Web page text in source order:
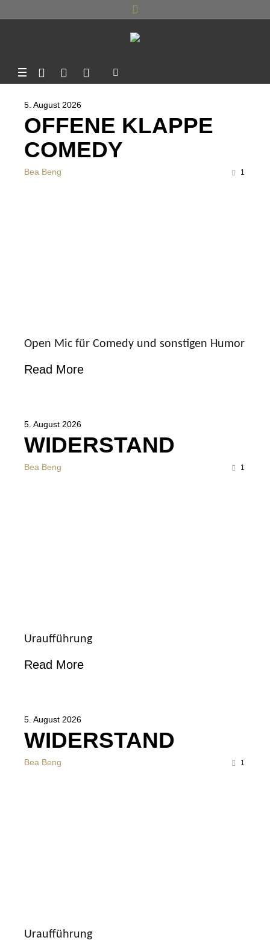
5. August 2026
OFFENE KLAPPE
COMEDY
Bea Beng 1
Open Mic für Comedy und sonstigen Humor
Read More
5. August 2026
WIDERSTAND
Bea Beng 1
Uraufführung
Read More
5. August 2026
WIDERSTAND
Bea Beng 1
Uraufführung